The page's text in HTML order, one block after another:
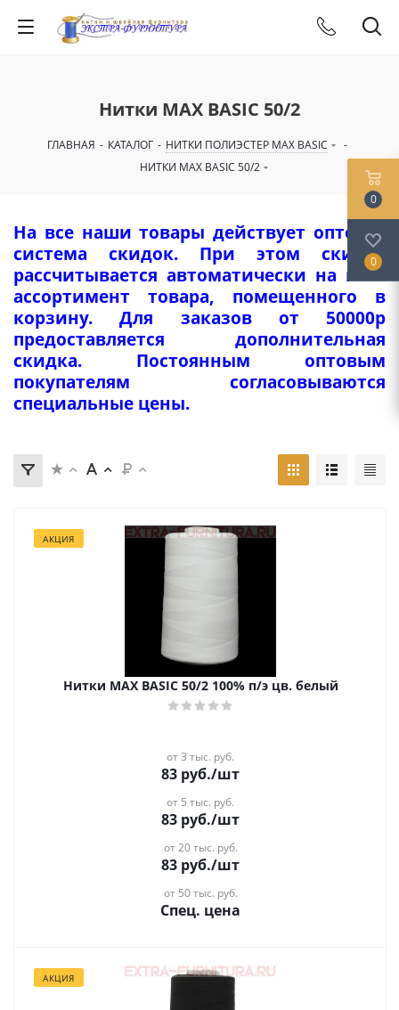
Нитки МАХ BASIC 50/2
ГЛАВНАЯ - КАТАЛОГ - НИТКИ ПОЛИЭСТЕР MAX BASIC
-
НИТКИ МАХ BASIC 50/2
На все наши товары действует оптовая
система скидок. При этом скидка
рассчитывается автоматически на весь
ассортимент товара, помещенного в
корзину. Для заказов от 50000р
предоставляется дополнительная
скидка. Постоянным оптовым
покупателям согласовываются
специальные цены.
АКЦИЯ
Нитки MAX BASIC 50/2 100% п/э цв. белый
от 3 тыс. руб.
83 руб./шт
от 5 тыс. руб.
83 руб./шт
от 20 тыс. руб.
83 руб./шт
от 50 тыс. руб.
Спец. цена
АКЦИЯ
0
0